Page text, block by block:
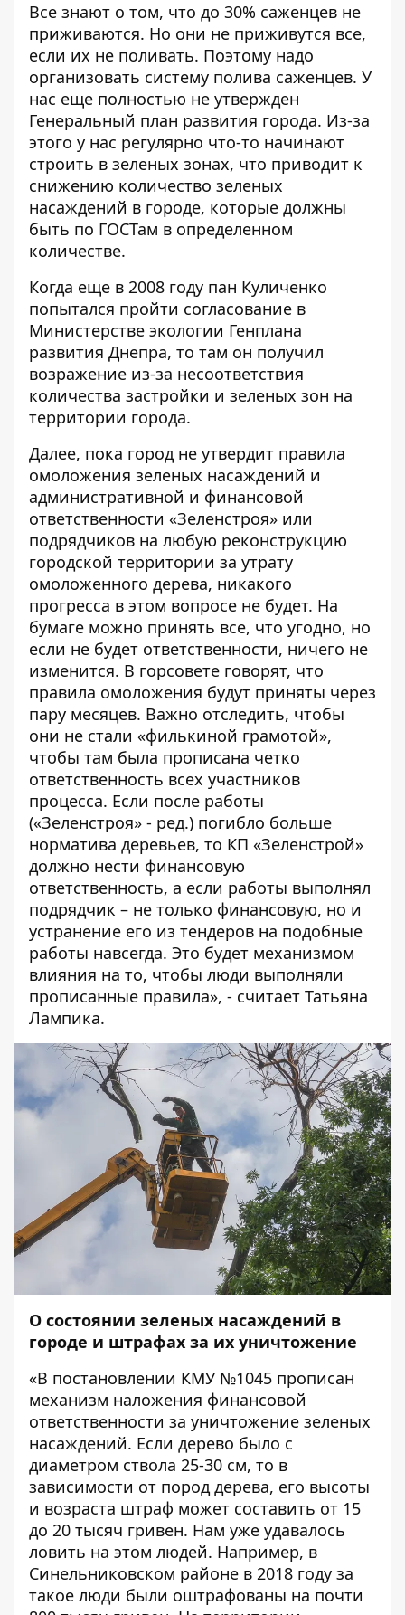
Все знают о том, что до 30% саженцев не
приживаются. Но они не приживутся все,
если их не поливать. Поэтому надо
организовать систему полива саженцев. У
нас еще полностью не утвержден
Генеральный план развития города. Из-за
этого у нас регулярно что-то начинают
строить в зеленых зонах, что приводит к
снижению количество зеленых
насаждений в городе, которые должны
быть по ГОСТам в определенном
количестве.
Когда еще в 2008 году пан Куличенко
попытался пройти согласование в
Министерстве экологии Генплана
развития Днепра, то там он получил
возражение из-за несоответствия
количества застройки и зеленых зон на
территории города.
Далее, пока город не утвердит правила
омоложения зеленых насаждений и
административной и финансовой
ответственности «Зеленстроя» или
подрядчиков на любую реконструкцию
городской территории за утрату
омоложенного дерева, никакого
прогресса в этом вопросе не будет. На
бумаге можно принять все, что угодно, но
если не будет ответственности, ничего не
изменится. В горсовете говорят, что
правила омоложения будут приняты через
пару месяцев. Важно отследить, чтобы
они не стали «филькиной грамотой»,
чтобы там была прописана четко
ответственность всех участников
процесса. Если после работы
(«Зеленстроя» - ред.) погибло больше
норматива деревьев, то КП «Зеленстрой»
должно нести финансовую
ответственность, а если работы выполнял
подрядчик – не только финансовую, но и
устранение его из тендеров на подобные
работы навсегда. Это будет механизмом
влияния на то, чтобы люди выполняли
прописанные правила», - считает Татьяна
Лампика.
О состоянии зеленых насаждений в
городе и штрафах за их уничтожение
«В постановлении КМУ №1045 прописан
механизм наложения финансовой
ответственности за уничтожение зеленых
насаждений. Если дерево было с
диаметром ствола 25-30 см, то в
зависимости от пород дерева, его высоты
и возраста штраф может составить от 15
до 20 тысяч гривен. Нам уже удавалось
ловить на этом людей. Например, в
Синельниковском районе в 2018 году за
такое люди были оштрафованы на почти